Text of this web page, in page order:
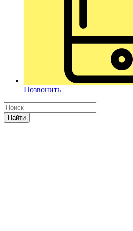
Позвонить
Найти